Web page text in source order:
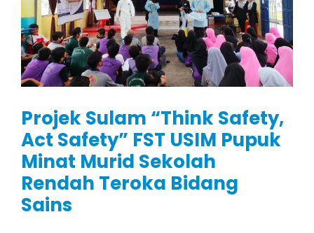
Projek Sulam “Think Safety,
Act Safety” FST USIM Pupuk
Minat Murid Sekolah
Rendah Teroka Bidang
Sains